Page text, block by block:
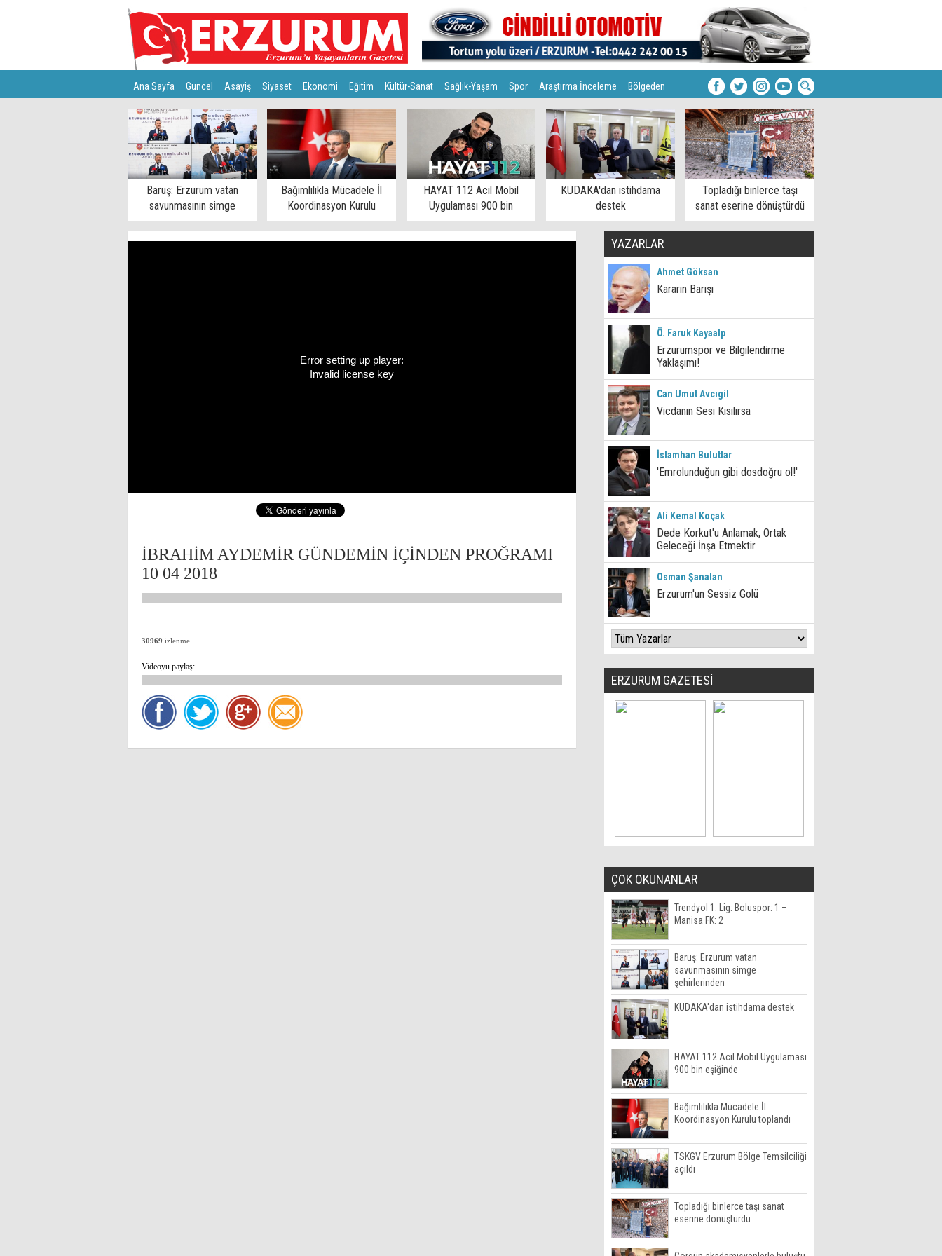
Ana Sayfa Guncel Asayiş Siyaset Ekonomi Eğitim Kültür-Sanat Sağlık-Yaşam Spor Araştırma İnceleme Bölgeden
Türkiye Teknoloji
Baruş: Erzurum vatan
savunmasının simge
şehirlerinden
Bağımlılıkla Mücadele İl
Koordinasyon Kurulu
toplandı
HAYAT 112 Acil Mobil
Uygulaması 900 bin
eşiğinde
KUDAKA'dan istihdama
destek
Topladığı binlerce taşı
sanat eserine dönüştürdü
Error setting up player:
Invalid license key
İBRAHİM AYDEMİR GÜNDEMİN İÇİNDEN PROĞRAMI
10 04 2018
30969 izlenme
Videoyu paylaş:
YAZARLAR
Ahmet Göksan
Kararın Barışı
Ö. Faruk Kayaalp
Erzurumspor ve Bilgilendirme
Yaklaşımı!
Can Umut Avcıgil
Vicdanın Sesi Kısılırsa
İslamhan Bulutlar
'Emrolunduğun gibi dosdoğru ol!'
Ali Kemal Koçak
Dede Korkut'u Anlamak, Ortak
Geleceği İnşa Etmektir
Osman Şanalan
Erzurum'un Sessiz Golü
ERZURUM GAZETESİ
ÇOK OKUNANLAR
Trendyol 1. Lig: Boluspor: 1 –
Manisa FK: 2
Baruş: Erzurum vatan
savunmasının simge
şehirlerinden
KUDAKA'dan istihdama destek
HAYAT 112 Acil Mobil Uygulaması
900 bin eşiğinde
Bağımlılıkla Mücadele İl
Koordinasyon Kurulu toplandı
TSKGV Erzurum Bölge Temsilciliği
açıldı
Topladığı binlerce taşı sanat
eserine dönüştürdü